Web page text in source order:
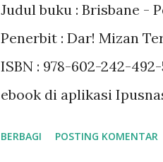
Judul buku : Brisbane -
Penerbit : Dar! Mizan
ISBN : 978-602-242-
ebook di aplikasi
BERBAGI POSTING KOMENTAR